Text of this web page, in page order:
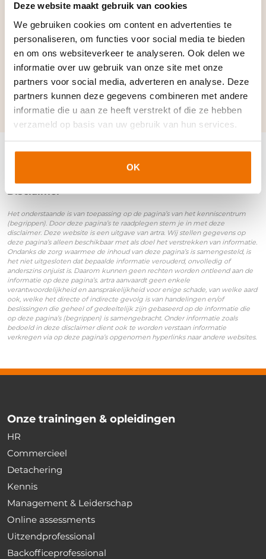
Deze website maakt gebruik van cookies
We gebruiken cookies om content en advertenties te
personaliseren, om functies voor social media te bieden
en om ons websiteverkeer te analyseren. Ook delen we
informatie over uw gebruik van onze site met onze
partners voor social media, adverteren en analyse. Deze
partners kunnen deze gegevens combineren met andere
informatie die u aan ze heeft verstrekt of die ze hebben
verzameld op basis van uw gebruik van hun services.
OK
Verwante termen en
synoniemen:
Autoriteit Persoonsgegevens|AVG|BSN|
Ingezetene |WBP
Disclaimer
Het onderstaande is van toepassing op de pagina’s van het kenniscentrum
(begrippen). Door deze pagina’s te raadplegen stem je in met deze
disclaimer. Deze website is een uitgave van artra. Wij stellen gegevens op
deze pagina’s alleen beschikbaar met als doel het verstrekken van informatie.
Ondanks de zorg waarmee de inhoud van deze pagina’s is samengesteld, is
het niet uitgesloten dat bepaalde informatie verouderd, onvolledig of
anderszins onjuist is. Daarom kunnen geen rechten worden ontleend aan de
informatie op deze pagina’s. artra aanvaardt geen enkele
verantwoordelijkheid en aansprakelijkheid voor enige schade, van welke aard
ook, welke het directe of indirecte gevolg is van handelingen en/of
beslissingen die geheel of gedeeltelijk zijn gebaseerd op de informatie die
op deze pagina’s (begrippen) is samengebracht. Onder informatie zoals
bedoeld in deze disclaimer dient ook te worden verstaan informatie
verkregen via op deze pagina’s opgenomen hyperlinks naar andere websites.
Onze trainingen & opleidingen
HR
Commercieel
Detachering
Kennis
Management & Leiderschap
Online assessments
Uitzendprofessional
Backofficeprofessional